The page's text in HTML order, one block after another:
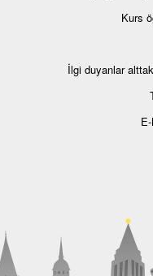
Kurs
İlgi duyanlar